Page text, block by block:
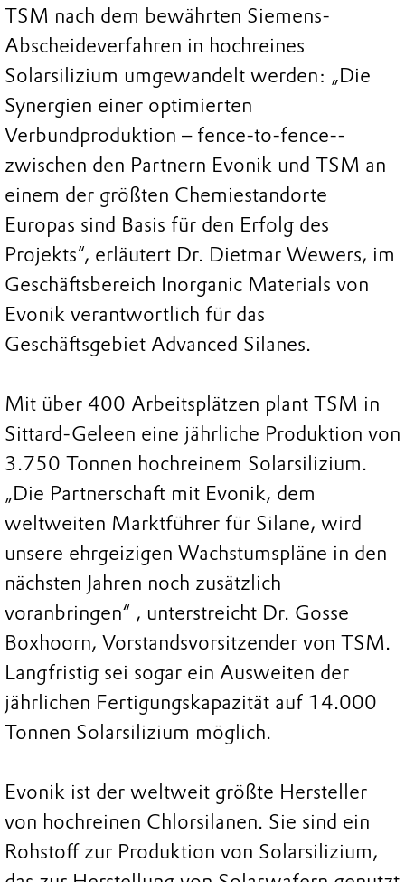
TSM nach dem bewährten Siemens-
Abscheideverfahren in hochreines
Solarsilizium umgewandelt werden: „Die
Synergien einer optimierten
Verbundproduktion – fence-to-fence--
zwischen den Partnern Evonik und TSM an
einem der größten Chemiestandorte
Europas sind Basis für den Erfolg des
Projekts“, erläutert Dr. Dietmar Wewers, im
Geschäftsbereich Inorganic Materials von
Evonik verantwortlich für das
Geschäftsgebiet Advanced Silanes.
Mit über 400 Arbeitsplätzen plant TSM in
Sittard-Geleen eine jährliche Produktion von
3.750 Tonnen hochreinem Solarsilizium.
„Die Partnerschaft mit Evonik, dem
weltweiten Marktführer für Silane, wird
unsere ehrgeizigen Wachstumspläne in den
nächsten Jahren noch zusätzlich
voranbringen“ , unterstreicht Dr. Gosse
Boxhoorn, Vorstandsvorsitzender von TSM.
Langfristig sei sogar ein Ausweiten der
jährlichen Fertigungskapazität auf 14.000
Tonnen Solarsilizium möglich.
Evonik ist der weltweit größte Hersteller
von hochreinen Chlorsilanen. Sie sind ein
Rohstoff zur Produktion von Solarsilizium,